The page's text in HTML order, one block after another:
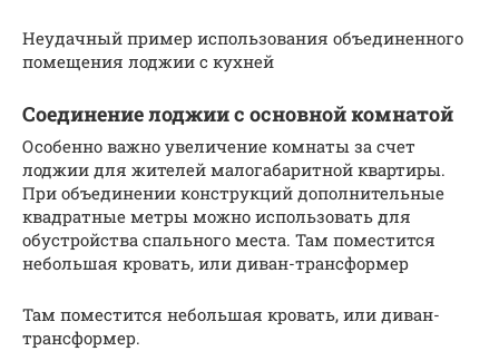
Неудачный пример использования объединенного
помещения лоджии с кухней
Соединение лоджии с основной комнатой
Особенно важно увеличение комнаты за счет
лоджии для жителей малогабаритной квартиры.
При объединении конструкций дополнительные
квадратные метры можно использовать для
обустройства спального места. Там поместится
небольшая кровать, или диван-трансформер
Там поместится небольшая кровать, или диван-
трансформер.